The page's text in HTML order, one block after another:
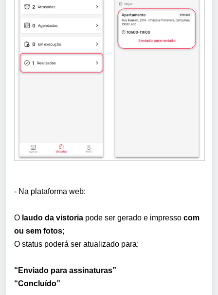
- Na plataforma web:
O laudo da vistoria pode ser gerado e impresso com
ou sem fotos;
O status poderá ser atualizado para:
“Enviado para assinaturas”
“Concluído”